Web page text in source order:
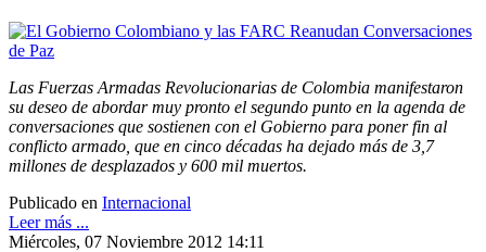
Las Fuerzas Armadas Revolucionarias de Colombia manifestaron
su deseo de abordar muy pronto el segundo punto en la agenda de
conversaciones que sostienen con el Gobierno para poner fin al
conflicto armado, que en cinco décadas ha dejado más de 3,7
millones de desplazados y 600 mil muertos.
Publicado en Internacional
Leer más ...
Miércoles, 07 Noviembre 2012 14:11